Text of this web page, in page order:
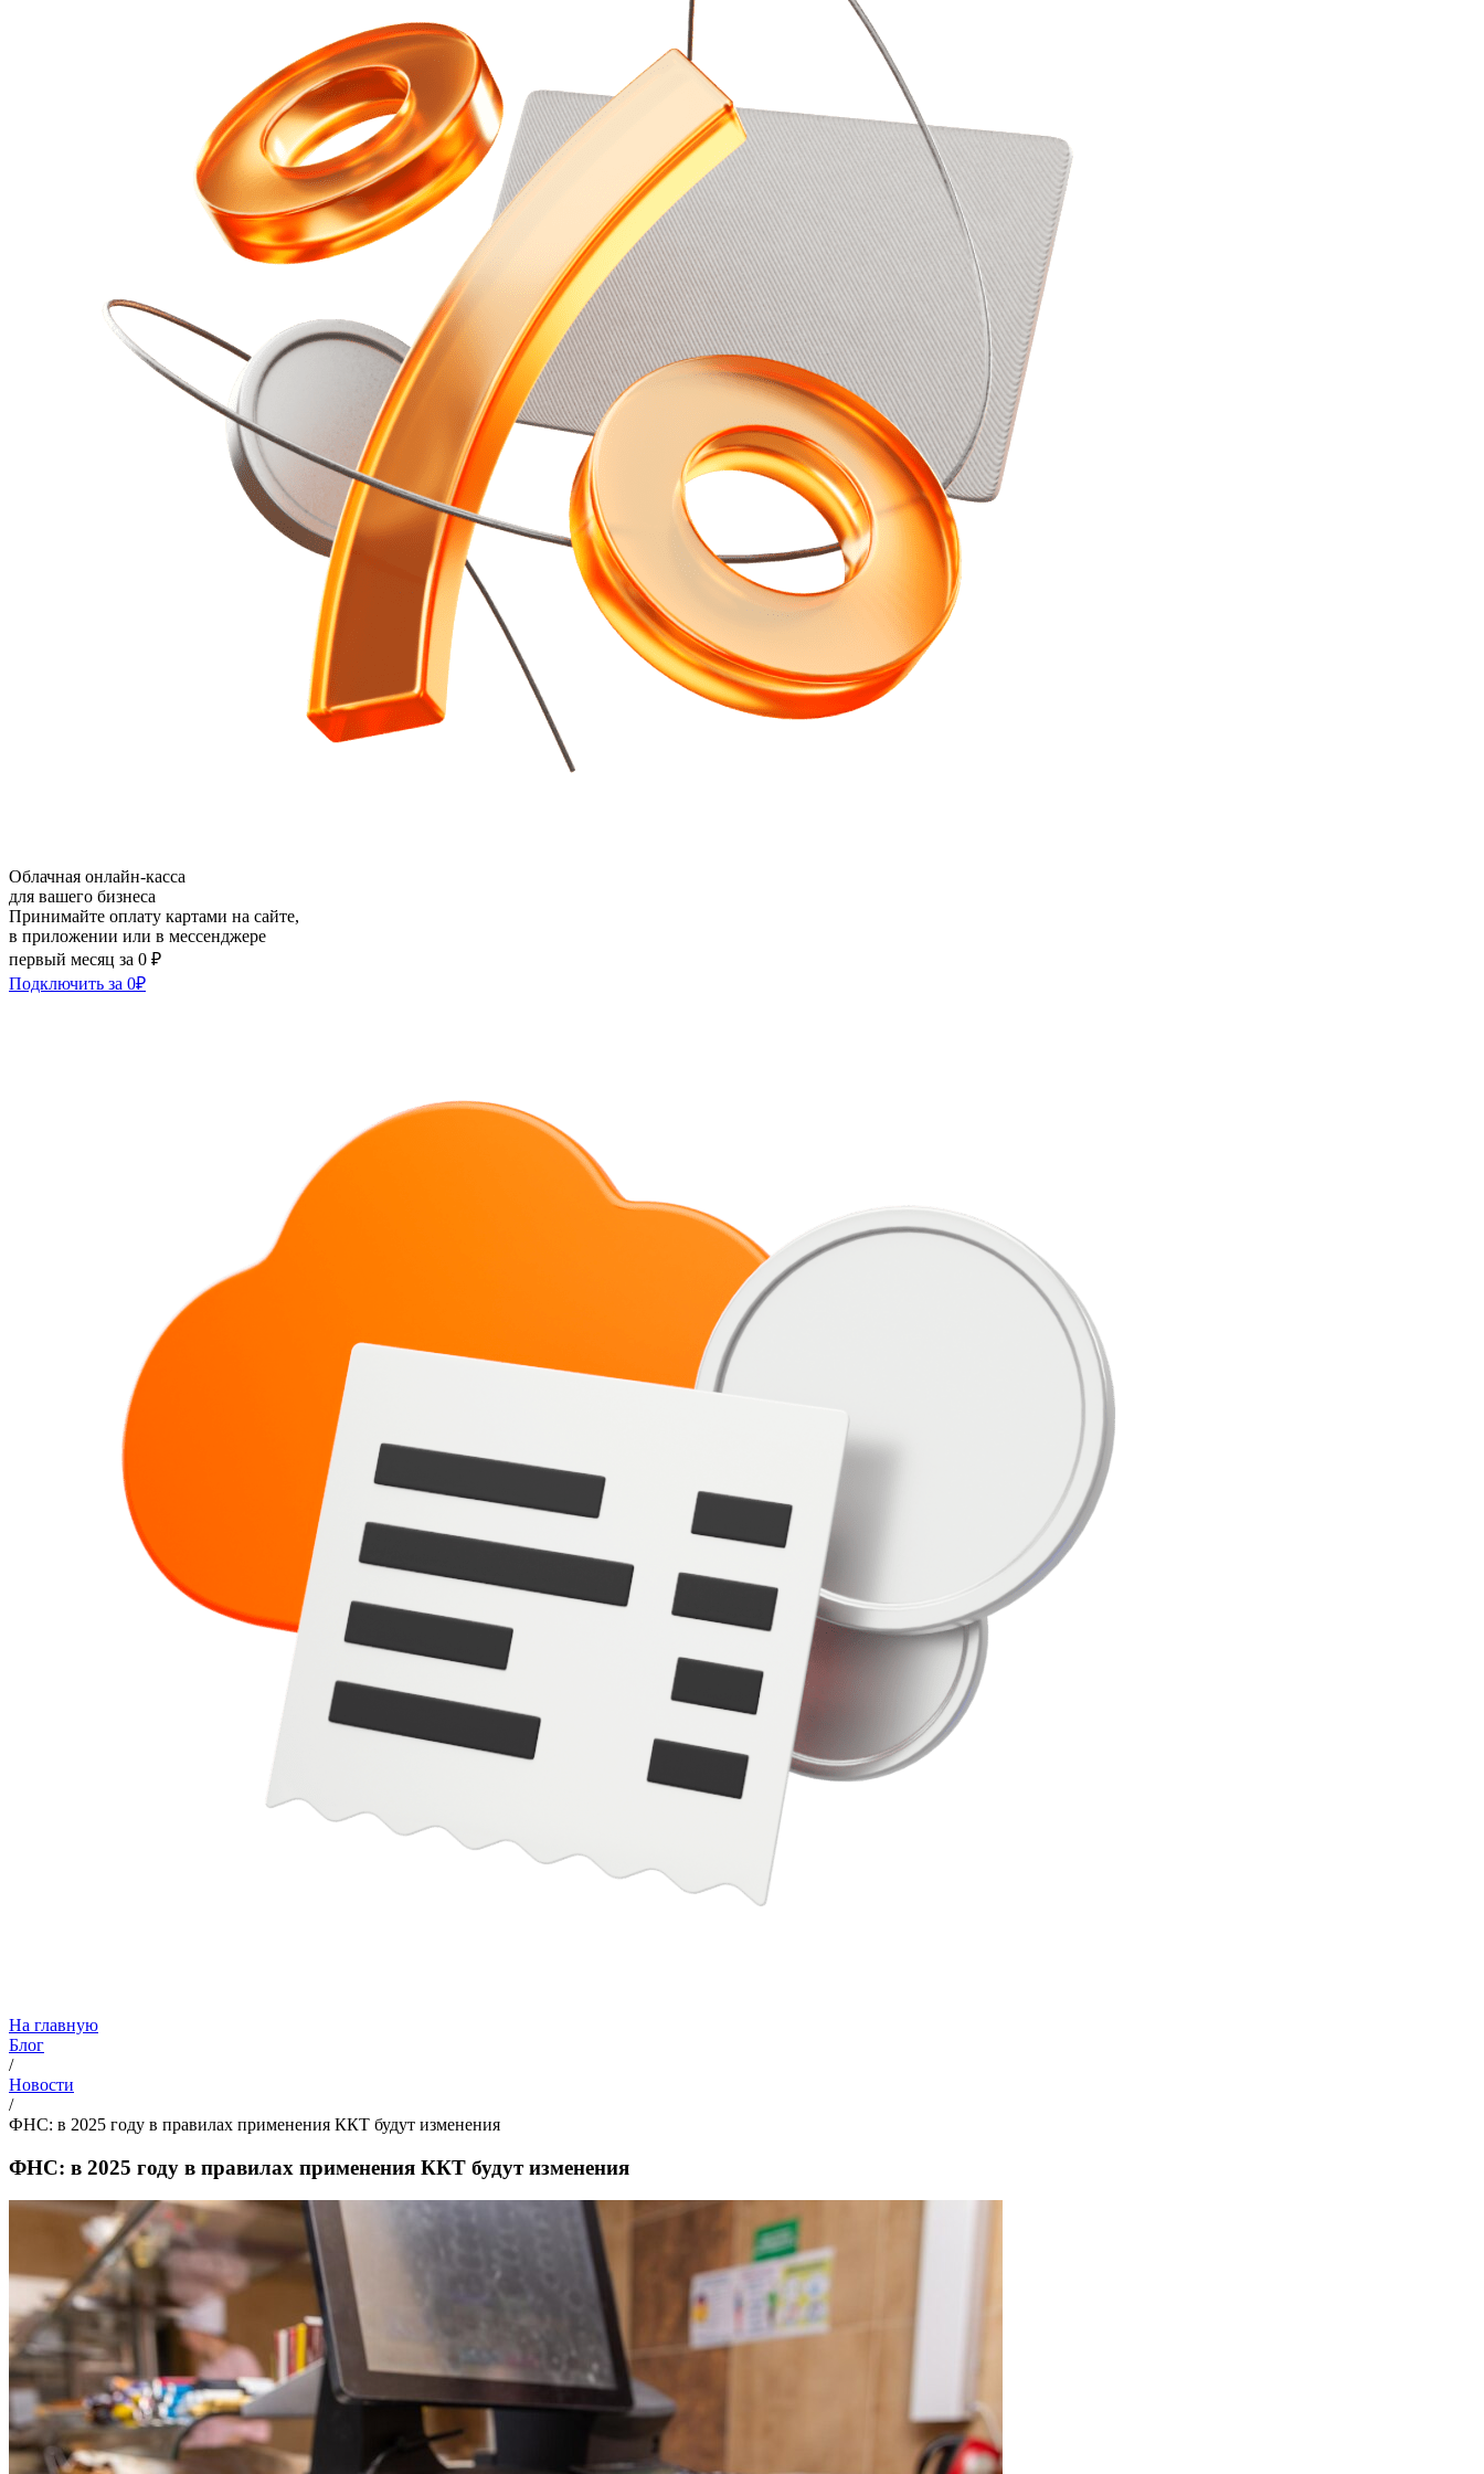
Облачная онлайн-касса
для вашего бизнеса
Принимайте оплату картами на сайте,
в приложении или в мессенджере
первый месяц за 0 ₽
Подключить за 0₽
На главную
Блог
/
Новости
/
ФНС: в 2025 году в правилах применения ККТ будут изменения
ФНС: в 2025 году в правилах применения ККТ будут изменения